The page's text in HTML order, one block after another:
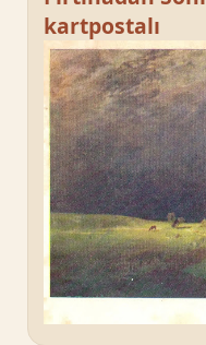
kartpostalı